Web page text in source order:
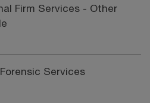
Firm Services - Other
Services